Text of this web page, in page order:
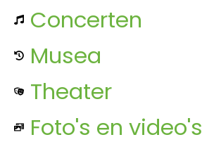
Concerten
Musea
Theater
Foto's en video's